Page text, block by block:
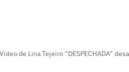
de Lina Tejeiro “DESPECHADA”